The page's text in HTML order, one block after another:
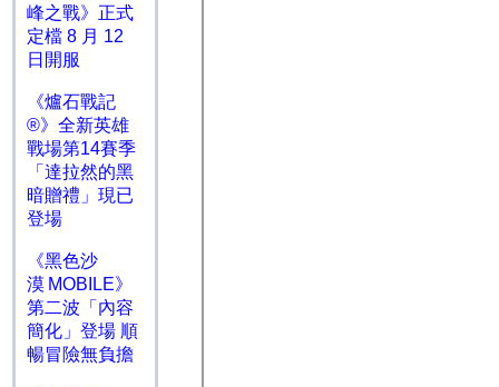
峰之戰》正式
定檔 8 月 12
日開服
《爐石戰記
®》全新英雄
戰場第14賽季
「達拉然的黑
暗贈禮」現已
登場
《黑色沙
漠 MOBILE》
第二波「內容
簡化」登場 順
暢冒險無負擔